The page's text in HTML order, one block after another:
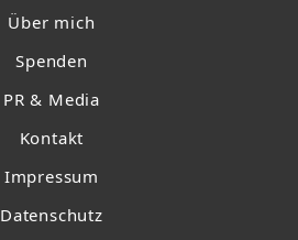
Über mich
Spenden
PR & Media
Kontakt
Impressum
Datenschutz